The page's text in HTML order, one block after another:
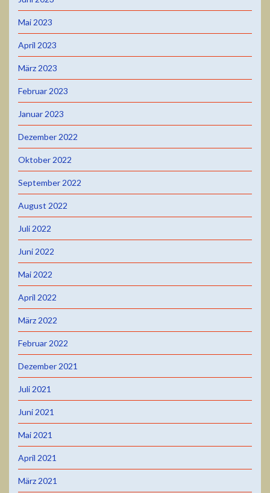
Mai 2023
April 2023
März 2023
Februar 2023
Januar 2023
Dezember 2022
Oktober 2022
September 2022
August 2022
Juli 2022
Juni 2022
Mai 2022
April 2022
März 2022
Februar 2022
Dezember 2021
Juli 2021
Juni 2021
Mai 2021
April 2021
März 2021